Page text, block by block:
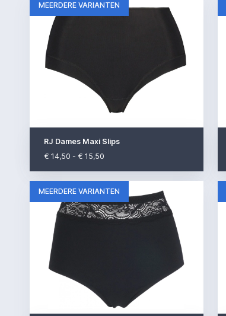
MEERDERE VARIANTEN
RJ Dames Maxi Slips
€ 14,50 - € 15,50
MEERDERE VARIANTEN